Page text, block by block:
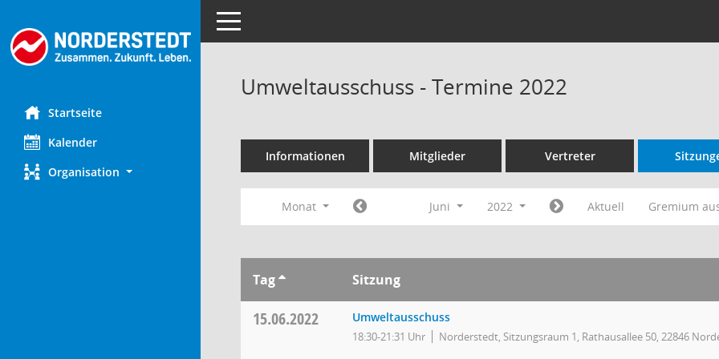
Startseite
Kalender
Organisation
Toggle navigation
Umweltausschuss - Termine 2022
Informationen Mitglieder Vertreter
Monat Juni 2022 Aktuell Gremium
Tag Sitzung
15.06.2022 Umweltausschuss
18:30-21:31 Uhr Norderstedt, Sitzungsraum 1, Rathausallee 50, 22846